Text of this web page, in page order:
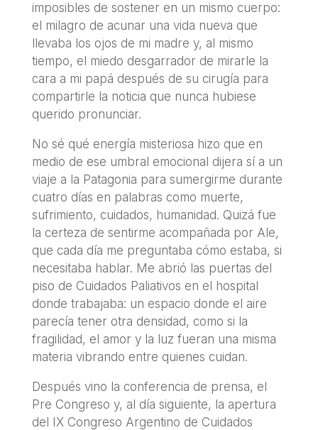
imposibles de sostener en un mismo cuerpo:
el milagro de acunar una vida nueva que
llevaba los ojos de mi madre y, al mismo
tiempo, el miedo desgarrador de mirarle la
cara a mi papá después de su cirugía para
compartirle la noticia que nunca hubiese
querido pronunciar.
No sé qué energía misteriosa hizo que en
medio de ese umbral emocional dijera sí a un
viaje a la Patagonia para sumergirme durante
cuatro días en palabras como muerte,
sufrimiento, cuidados, humanidad. Quizá fue
la certeza de sentirme acompañada por Ale,
que cada día me preguntaba cómo estaba, si
necesitaba hablar. Me abrió las puertas del
piso de Cuidados Paliativos en el hospital
donde trabajaba: un espacio donde el aire
parecía tener otra densidad, como si la
fragilidad, el amor y la luz fueran una misma
materia vibrando entre quienes cuidan.
Después vino la conferencia de prensa, el
Pre Congreso y, al día siguiente, la apertura
del IX Congreso Argentino de Cuidados